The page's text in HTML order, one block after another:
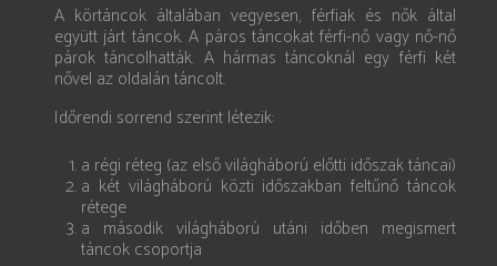
A körtáncok általában vegyesen, férfiak és nők által
együtt járt táncok. A páros táncokat férfi-nő vagy nő-nő
párok táncolhatták. A hármas táncoknál egy férfi két
nővel az oldalán táncolt.
Időrendi sorrend szerint létezik:
a régi réteg (az első világháború előtti időszak táncai)
a két világháború közti időszakban feltűnő táncok
rétege
a második világháború utáni időben megismert
táncok csoportja